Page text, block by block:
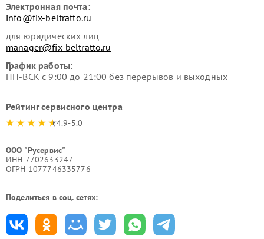
Электронная почта:
info@fix-beltratto.ru
для юридических лиц
manager@fix-beltratto.ru
График работы:
ПН-ВСК с 9:00 до 21:00 без перерывов и выходных
Рейтинг сервисного центра
4.9-5.0
ООО "Русервис"
ИНН 7702633247
ОГРН 1077746335776
Поделиться в соц. сетях: